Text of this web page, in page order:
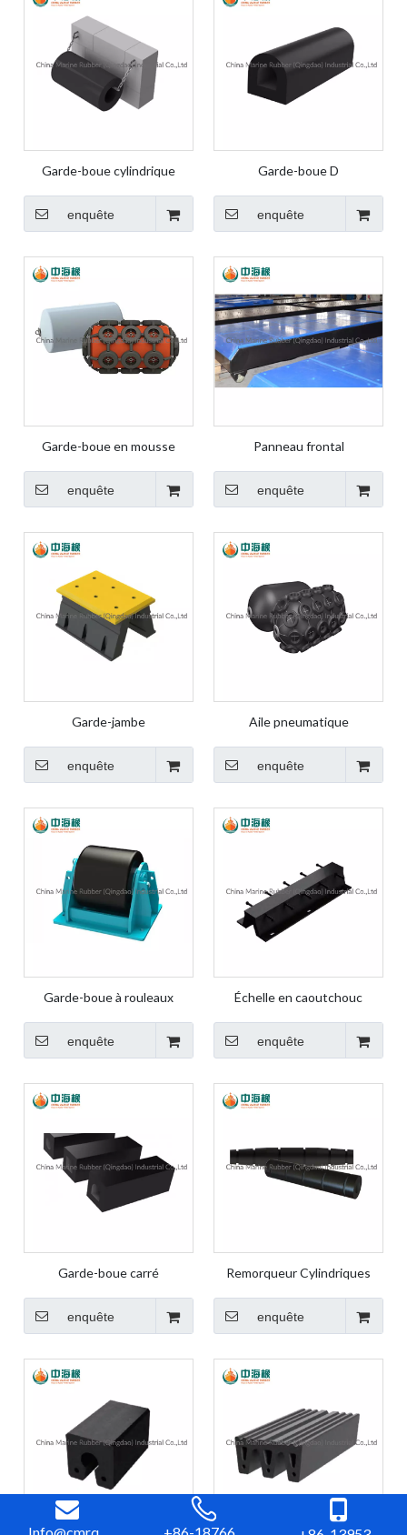
Garde-boue cylindrique
enquête
Garde-boue D
enquête
Garde-boue en mousse
enquête
Panneau frontal
enquête
Garde-jambe
enquête
Aile pneumatique
enquête
Garde-boue à rouleaux
enquête
Échelle en caoutchouc
enquête
Garde-boue carré
enquête
Remorqueur Cylindriques
enquête